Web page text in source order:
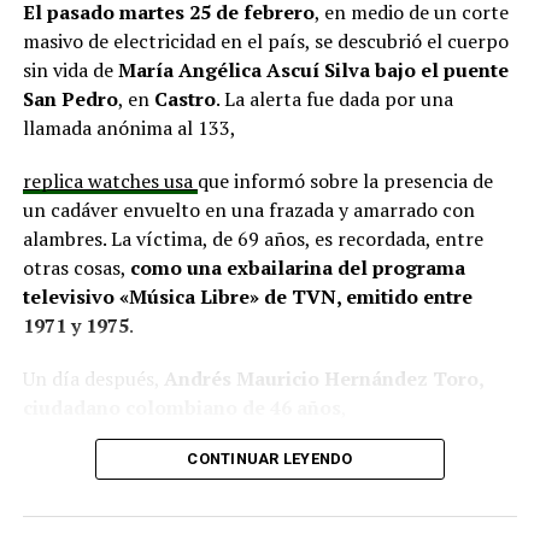
que hasta la fecha no han recibido respuesta clara sobre
si se entregarán los recursos. “Preocupa esta situación,
estos son proyectos que vienen trabajándose desde
hace tiempo y que hoy están en riesgo por la falta de
En la comuna deCuraco de Vélez, la alcaldesa Javiera
Yáñezindicó que históricamente la Subdere ha apoyado
a los municipios en diversos proyectos y que confía en
que durante el año se asignen nuevos recursos, aunque
reconoció una disminución evidente en comparación
ha presentado iniciativas por más de 200 millones de
a los esfuerzos, los fondos aún no han llegado,
generando preocupación en su equipo municipal.
DesdePuqueldón, el alcalde Alejandro Cárdenas
El pasado martes 25 de febrero, en medio de un corte
masivo de electricidad en el país, se descubrió el cuerpo
sin vida deMaría Angélica Ascuí Silvabajo el puente
San Pedro, en Castro. La alerta fue dada por una
llamada anónima al 133,
replica watches usa que informó sobre la presencia de
un cadáver envuelto en una frazada y amarrado con
alambres. La víctima, de 69 años, es recordada, entre
otras cosas, como una exbailarina del programa
televisivo «Música Libre» de TVN, emitido entre
1971 y 1975.
Un día después,
Andrés Mauricio Hernández Toro,
se entregó voluntariamente a la Segunda
Comisaría de Carabineros de Castro, confesando el
crimen.La Fiscalía solicitó la ampliación de su
CONTINUAR LEYENDO